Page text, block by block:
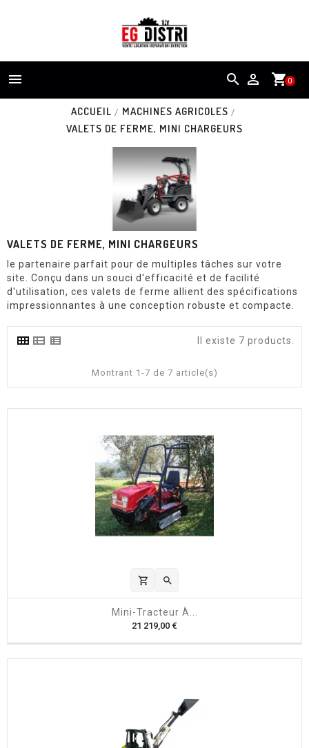
shopping_cart0
 
ACCUEIL
MACHINES AGRICOLES
VALETS DE FERME, MINI CHARGEURS
VALETS DE FERME, MINI CHARGEURS
le partenaire parfait pour de multiples tâches sur votre
site. Conçu dans un souci d'efficacité et de facilité
d'utilisation, ces valets de ferme allient des spécifications
impressionnantes à une conception robuste et compacte.
Il existe 7 products.
Montrant 1-7 de 7 article(s)
shopping_cart 
Mini-Tracteur À...
21 219,00 €
x